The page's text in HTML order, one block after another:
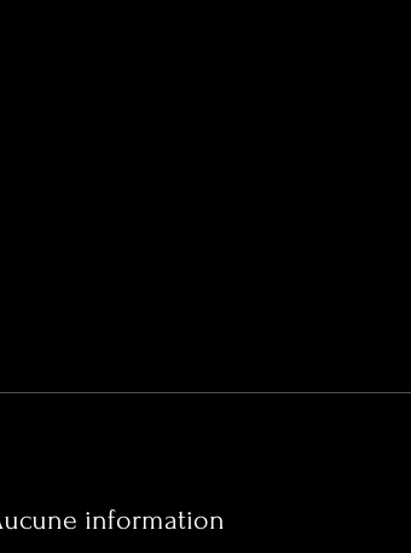
information